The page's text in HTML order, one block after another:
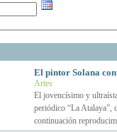
El pintor Solana
Artes
El jovencísimo y
periódico “La Atalaya”,
continuación